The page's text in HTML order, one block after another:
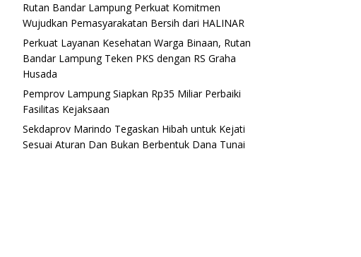
Rutan Bandar Lampung Perkuat Komitmen
Wujudkan Pemasyarakatan Bersih dari HALINAR
Perkuat Layanan Kesehatan Warga Binaan, Rutan
Bandar Lampung Teken PKS dengan RS Graha
Husada
Pemprov Lampung Siapkan Rp35 Miliar Perbaiki
Fasilitas Kejaksaan
Sekdaprov Marindo Tegaskan Hibah untuk Kejati
Sesuai Aturan Dan Bukan Berbentuk Dana Tunai